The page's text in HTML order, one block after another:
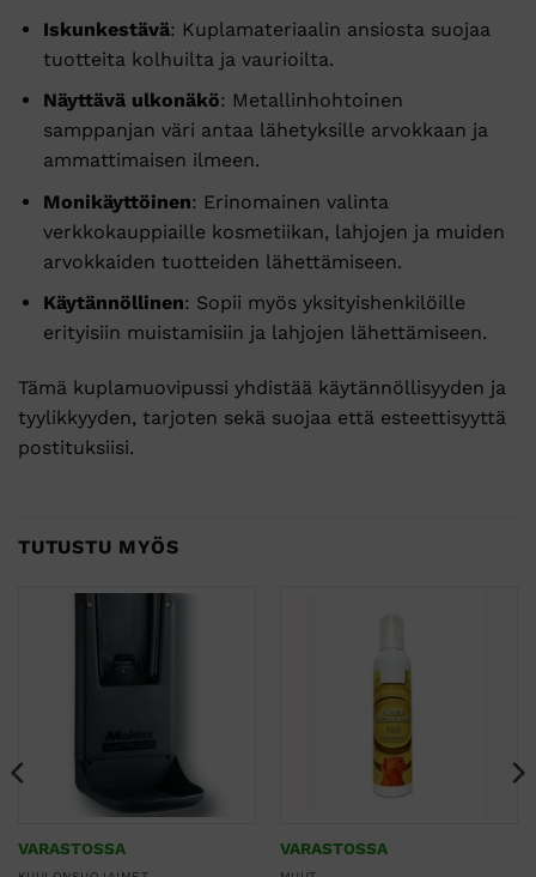
Iskunkestävä: Kuplamateriaalin ansiosta suojaa
tuotteita kolhuilta ja vaurioilta.
Näyttävä ulkonäkö: Metallinhohtoinen
samppanjan väri antaa lähetyksille arvokkaan ja
ammattimaisen ilmeen.
Monikäyttöinen: Erinomainen valinta
verkkokauppiaille kosmetiikan, lahjojen ja muiden
arvokkaiden tuotteiden lähettämiseen.
Käytännöllinen: Sopii myös yksityishenkilöille
erityisiin muistamisiin ja lahjojen lähettämiseen.
Tämä kuplamuovipussi yhdistää käytännöllisyyden ja
tyylikkyyden, tarjoten sekä suojaa että esteettisyyttä
postituksiisi.
TUTUSTU MYÖS
VARASTOSSA VARASTOSSA